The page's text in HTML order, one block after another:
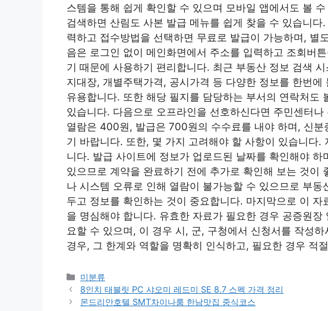
스템을 통해 쉽게 확인할 수 있으며 모바일 앱에서도 볼
검색하면 산림도 사본 발급 메뉴를 쉽게 찾을 수 있습니
력하고 접수방법을 선택하면 무료로 발급이 가능하며, 별
음은 로그인 없이 메인화면에서 주소를 입력하고 조회버
기 때문에 사용하기 편리합니다. 최근 부동산 정보 검색
지대장, 개별주택가격, 공시가격 등 다양한 정보를 한번
유용합니다. 또한 해당 필지를 담당하는 부서의 연락처도
있습니다. 다음으로 오프라인을 선호하신다면 주민센터
열람은 400원, 발급은 700원의 수수료를 내야 하며, 신분
기 바랍니다. 또한, 몇 가지 고려해야 할 사항이 있습니다.
니다. 발급 사이트에 정보가 업로드된 날짜를 확인해야
있으므로 계약을 완료하기 전에 추가로 확인해 보는 것이
나 시스템 오류로 인해 열람이 불가능할 수 있으므로 부
두고 정보를 확인하는 것이 중요합니다. 마지막으로 이
을 명심해야 합니다. 유효한 자료가 필요한 경우 공증원
요할 수 있으며, 이 경우 시, 군, 구청에서 신청서를 작성
경우, 그 한계와 역할을 명확히 인식하고, 필요한 경우 적
Categories
미분류
8인치 태블릿 PC 샤오미 레드미 SE 8.7 스펙 가격 정리
몬드리안호텔 SMT차이나룸 한남맛집 중식코스